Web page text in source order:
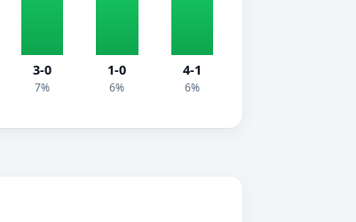
3-0
7%
1-0
6%
4-1
6%